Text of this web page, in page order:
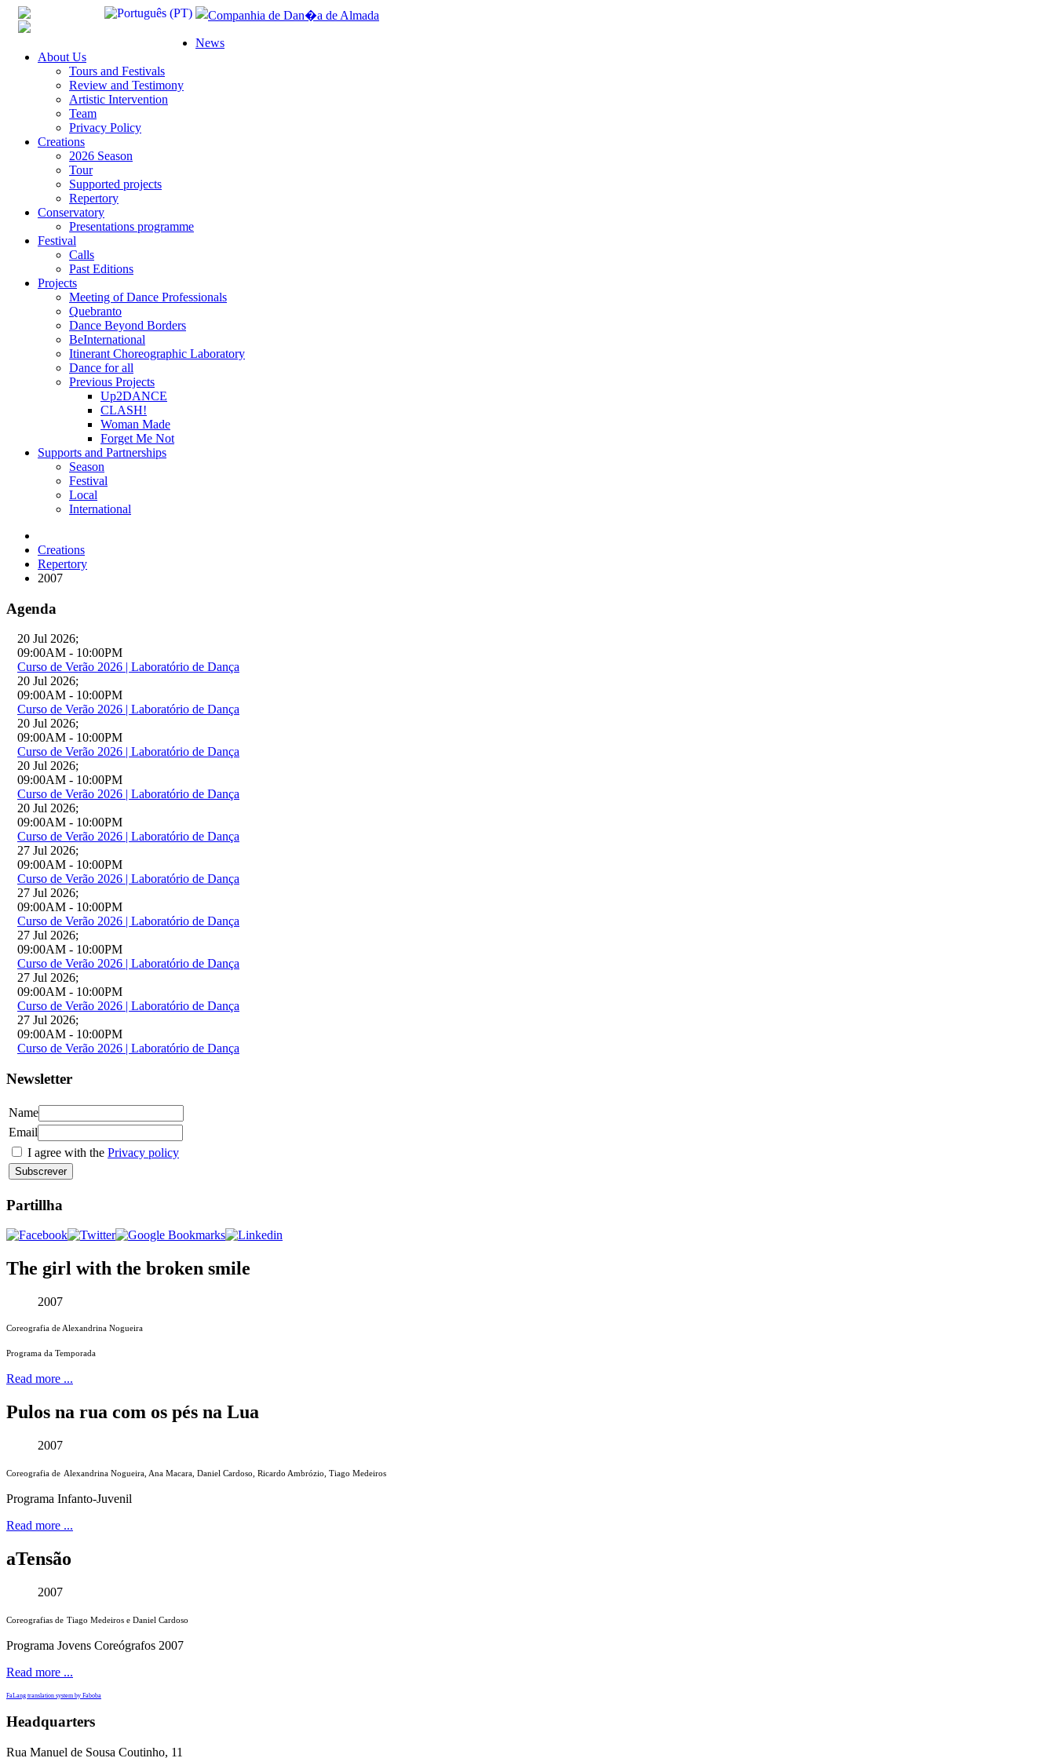
News
About Us
Tours and Festivals
Review and Testimony
Artistic Intervention
Team
Privacy Policy
Creations
2026 Season
Tour
Supported projects
Repertory
Conservatory
Presentations programme
Festival
Calls
Past Editions
Projects
Meeting of Dance Professionals
Quebranto
Dance Beyond Borders
BeInternational
Itinerant Choreographic Laboratory
Dance for all
Previous Projects
Up2DANCE
CLASH!
Woman Made
Forget Me Not
Supports and Partnerships
Season
Festival
Local
International
Creations
Repertory
2007
Agenda
20 Jul 2026;
09:00AM - 10:00PM
Curso de Verão 2026 | Laboratório de Dança
20 Jul 2026;
09:00AM - 10:00PM
Curso de Verão 2026 | Laboratório de Dança
20 Jul 2026;
09:00AM - 10:00PM
Curso de Verão 2026 | Laboratório de Dança
20 Jul 2026;
09:00AM - 10:00PM
Curso de Verão 2026 | Laboratório de Dança
20 Jul 2026;
09:00AM - 10:00PM
Curso de Verão 2026 | Laboratório de Dança
27 Jul 2026;
09:00AM - 10:00PM
Curso de Verão 2026 | Laboratório de Dança
27 Jul 2026;
09:00AM - 10:00PM
Curso de Verão 2026 | Laboratório de Dança
27 Jul 2026;
09:00AM - 10:00PM
Curso de Verão 2026 | Laboratório de Dança
27 Jul 2026;
09:00AM - 10:00PM
Curso de Verão 2026 | Laboratório de Dança
27 Jul 2026;
09:00AM - 10:00PM
Curso de Verão 2026 | Laboratório de Dança
Newsletter
Name
Email
I agree with the Privacy policy
Subscrever
Partillha
The girl with the broken smile
2007
Coreografia de Alexandrina Nogueira
Programa da Temporada
Read more ...
Pulos na rua com os pés na Lua
2007
Coreografia de Alexandrina Nogueira, Ana Macara, Daniel Cardoso, Ricardo Ambrózio, Tiago Medeiros
Programa Infanto-Juvenil
Read more ...
aTensão
2007
Coreografias de Tiago Medeiros e Daniel Cardoso
Programa Jovens Coreógrafos 2007
Read more ...
FaLang translation system by Faboba
Headquarters
Rua Manuel de Sousa Coutinho, 11